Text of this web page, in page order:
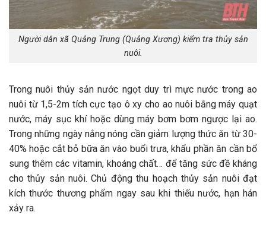
Người dân xã Quảng Trung (Quảng Xương) kiểm tra thủy sản
nuôi.
Trong nuôi thủy sản nước ngọt duy trì mực nước trong ao
nuôi từ 1,5-2m tích cực tạo ô xy cho ao nuôi bằng máy quạt
nước, máy sục khí hoặc dùng máy bơm bơm ngược lại ao.
Trong những ngày nắng nóng cần giảm lượng thức ăn từ 30-
40% hoặc cắt bỏ bữa ăn vào buổi trưa, khẩu phần ăn cần bổ
sung thêm các vitamin, khoáng chất… để tăng sức đề kháng
cho thủy sản nuôi. Chủ động thu hoạch thủy sản nuôi đạt
kích thước thương phẩm ngay sau khi thiếu nước, hạn hán
xảy ra.